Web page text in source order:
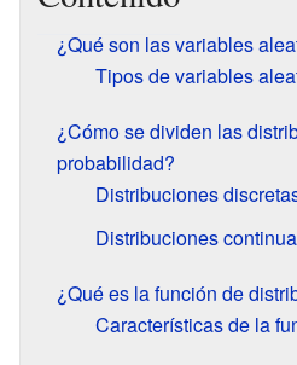
¿Qué son las variables
Tipos de variables
¿Cómo se dividen las
probabilidad?
Distribuciones
Distribuciones
¿Qué es la función de
Características de la